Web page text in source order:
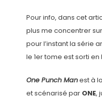
Pour info, dans cet
plus me concentrer
pour l’instant la série
le 1er tome est sorti
One Punch Manest à
et scénarisé par ONE,